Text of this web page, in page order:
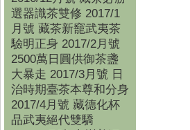
選器識茶雙修 2017/1
月號 藏茶新竉武夷茶
驗明正身 2017/2月號
2500萬日圓供御茶盞
大暴走 2017/3月號 日
治時期臺茶本尊和分身
2017/4月號 藏德化杯
品武夷絕代雙驕